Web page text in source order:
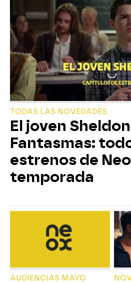
TODAS LAS NOVEDADES
El joven
Fantasmas:
estrenos de
temporada
AUDIENCIAS MAYO